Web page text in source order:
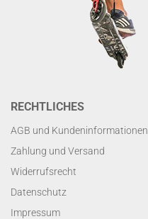
RECHTLICHES
AGB und Kundeninformationen
Zahlung und Versand
Widerrufsrecht
Datenschutz
Impressum